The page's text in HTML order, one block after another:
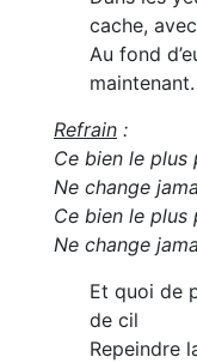
cache,
Au fond
maintenant.
Refrain :
Ce bien le plus
Ne change
Ce bien le plus
Ne change
Et quoi de
de cil
Repeindre